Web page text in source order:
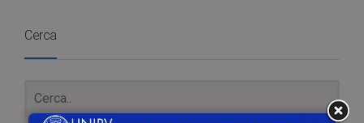
Cerca